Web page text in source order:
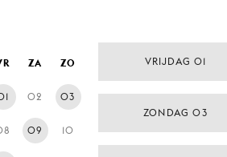
ZA ZO
02 03
09 10
VRIJDAG 01
ZONDAG 03